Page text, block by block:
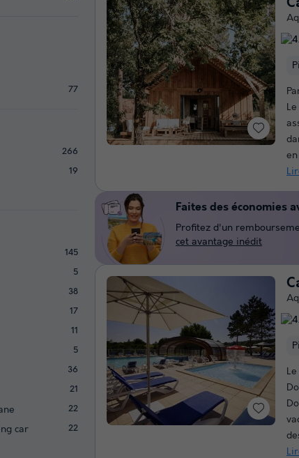
77
266
19
145
5
38
17
11
5
36
21
22
car 22
Faites des économies
Profitez d'un
cet avantage inédit